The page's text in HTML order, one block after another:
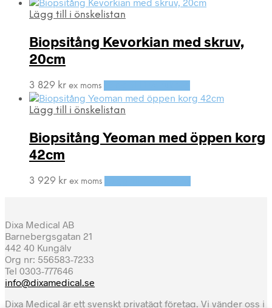
Lägg till i önskelistan
Biopsitång Kevorkian med skruv,
20cm
3 829 kr ex moms
Lägg till i önskelistan
Biopsitång Yeoman med öppen korg
42cm
3 929 kr ex moms
Dixa Medical AB
Barnebergsgatan 21
442 40 Kungälv
Org nr: 556583-7233
Tel 0303-777646
info@dixamedical.se
Dixa Medical är ett svenskt privatägt företag. Vi vänder oss i